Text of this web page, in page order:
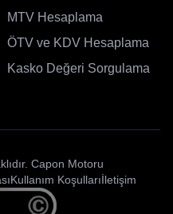
MTV Hesaplama
ÖTV ve KDV Hesaplama
Kasko Değeri Sorgulama
Capon Motoru
Kullanım Koşullarıİletişim